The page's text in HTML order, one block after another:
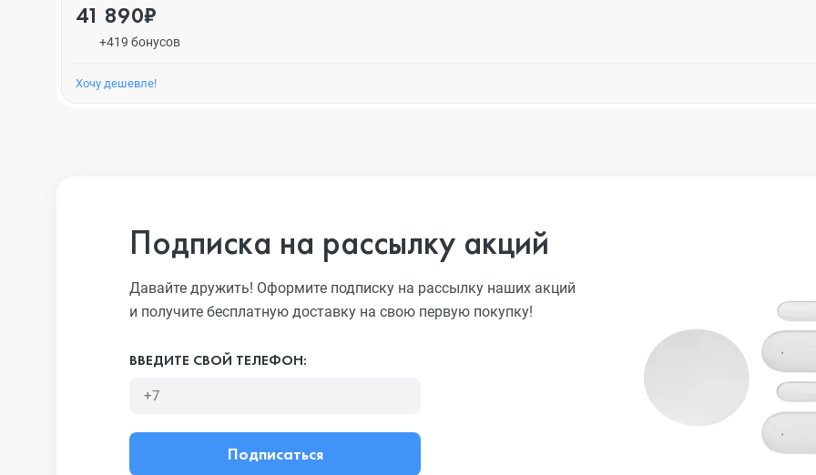
41 890₽
+419 бонусов
Хочу дешевле!
Подписка на рассылку акций
Давайте дружить! Оформите подписку на рассылку наших акций
и получите бесплатную доставку на свою первую покупку!
ВВЕДИТЕ СВОЙ ТЕЛЕФОН:
Подписаться